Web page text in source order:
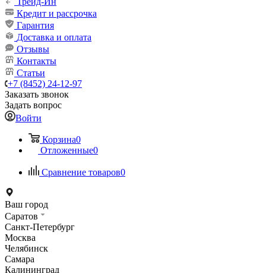
Кредит и рассрочка
Гарантия
Доставка и оплата
Отзывы
Контакты
Статьи
+7 (8452) 24-12-97
Заказать звонок
Задать вопрос
Войти
Корзина0
Отложенные0
Сравнение товаров0
Ваш город
Саратов
Санкт-Петербург
Москва
Челябинск
Самара
Калининград